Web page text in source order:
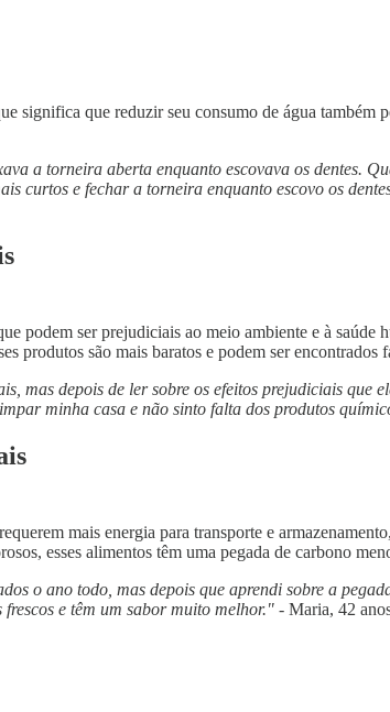
significa que reduzir seu consumo de água também
a torneira aberta enquanto escovava os dentes.
curtos e fechar a torneira enquanto escovo os
podem ser prejudiciais ao meio ambiente e à
produtos são mais baratos e podem ser encontrados
mas depois de ler sobre os efeitos prejudiciais
minha casa e não sinto falta dos produtos
mais energia para transporte e
esses alimentos têm uma pegada de carbono
o ano todo, mas depois que aprendi sobre a
frescos e têm um sabor muito melhor." - Maria, 42